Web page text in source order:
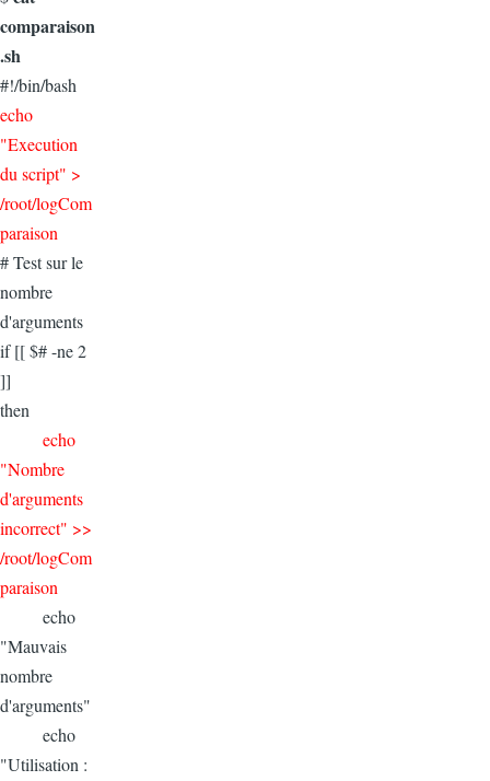
comparaison
.sh
#!/bin/bash
echo
"Execution
du script" >
/root/logCom
paraison
# Test sur le
nombre
d'arguments
if [[ $# -ne 2
]]
then
echo
"Nombre
d'arguments
incorrect" >>
/root/logCom
paraison
echo
"Mauvais
nombre
d'arguments"
echo
"Utilisation :